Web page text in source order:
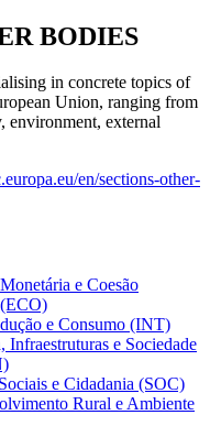
BODIES
in concrete topics of
Union, ranging from
environment, external
en/sections-other-
e Coesão
e Consumo (INT)
Infraestruturas e Sociedade
e Cidadania (SOC)
Rural e Ambiente